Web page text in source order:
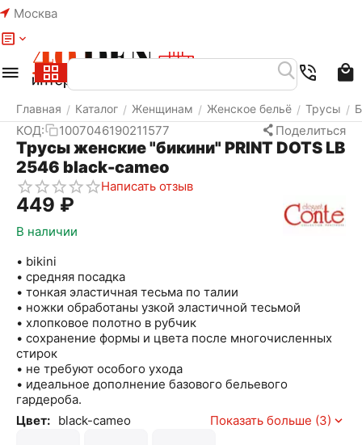
Москва
Главная / Каталог / Женщинам / Женское бельё / Трусы /
КОД: 1007046190211577 Поделиться
Трусы женские "бикини" PRINT DOTS LB
2546 black-cameo
Написать отзыв
‍449‍ ₽
В наличии
• bikini
• средняя посадка
• тонкая эластичная тесьма по талии
• ножки обработаны узкой эластичной тесьмой
• хлопковое полотно в рубчик
• сохранение формы и цвета после многочисленных
стирок
• не требуют особого ухода
• идеальное дополнение базового бельевого
гардероба.
Цвет: black-cameo Показать больше (3)
Меню